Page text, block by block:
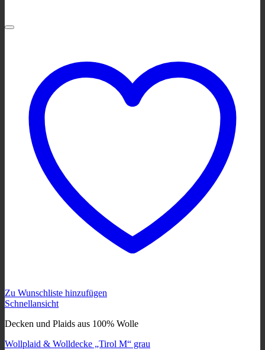
Zu Wunschliste hinzufügen
Schnellansicht
Decken und Plaids aus 100% Wolle
Wollplaid & Wolldecke „Tirol M“ grau